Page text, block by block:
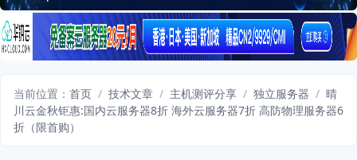
当前位置： 首页 / 技术文章 / 主机测评分享 / 独立服务器 / 晴
川云金秋钜惠:国内云服务器8折 海外云服务器7折 高防物理服务器6
折（限首购）